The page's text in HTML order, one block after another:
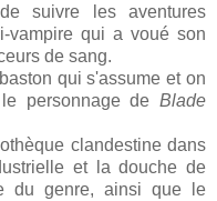
suivre les aventures
vampire qui a voué son
de sang.
qui s'assume et on
personnage deBlade
clandestine dans
et la douche de
du genre, ainsi que le